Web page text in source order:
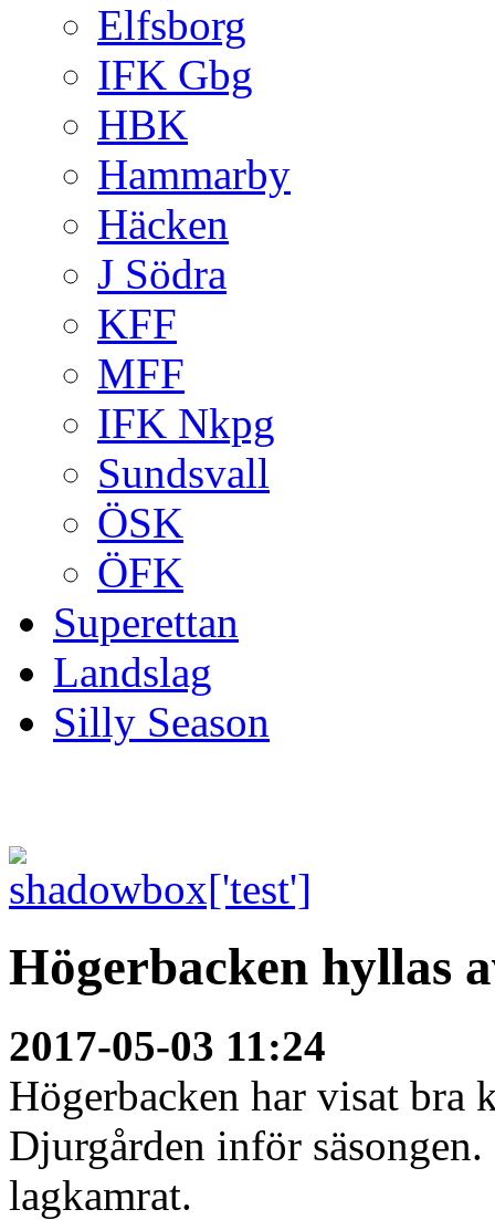
Elfsborg
IFK Gbg
HBK
Hammarby
Häcken
J Södra
KFF
MFF
IFK Nkpg
Sundsvall
ÖSK
ÖFK
Superettan
Landslag
Silly Season
Högerbacken hyllas
2017-05-03 11:24
Högerbacken har visat bra
Djurgården inför
lagkamrat.